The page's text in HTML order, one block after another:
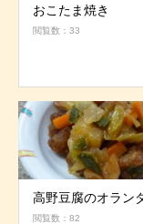
おこたま焼き
閲覧数：33
高野豆腐のオラン
閲覧数：82